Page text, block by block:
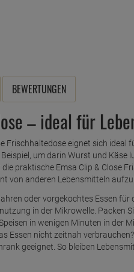
BEWERTUNGEN
– ideal für
Frischhaltedose eignet sich ideal
um darin Wurst und Käse
praktische Emsa Clip & Close
von anderen Lebensmitteln
oder vorgekochtes Essen für
in der Mikrowelle. Packen
in wenigen Minuten in der
Essen nicht zeitnah
geeignet. So bleiben